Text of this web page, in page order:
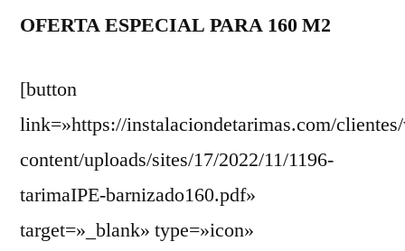
OFERTA ESPECIAL PARA 160 M2
[button
link=»https://instalaciondetarimas.com/
content/uploads/sites/17/2022/11/1196-
tarimaIPE-barnizado160.pdf»
target=»_blank» type=»icon»